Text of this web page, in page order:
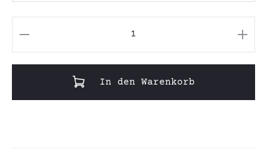
In den Warenkorb